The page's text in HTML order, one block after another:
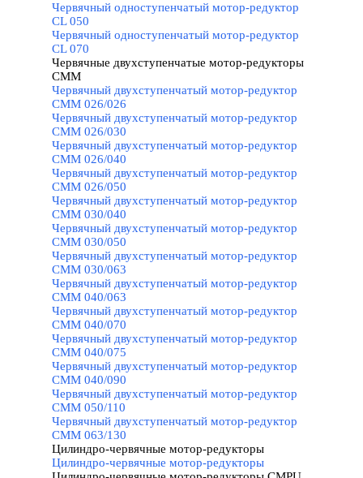
Червячный одноступенчатый мотор-редуктор
CL 050
Червячный одноступенчатый мотор-редуктор
CL 070
Червячные двухступенчатые мотор-редукторы
CMM
Червячный двухступенчатый мотор-редуктор
CMM 026/026
Червячный двухступенчатый мотор-редуктор
CMM 026/030
Червячный двухступенчатый мотор-редуктор
CMM 026/040
Червячный двухступенчатый мотор-редуктор
CMM 026/050
Червячный двухступенчатый мотор-редуктор
CMM 030/040
Червячный двухступенчатый мотор-редуктор
CMM 030/050
Червячный двухступенчатый мотор-редуктор
CMM 030/063
Червячный двухступенчатый мотор-редуктор
CMM 040/063
Червячный двухступенчатый мотор-редуктор
CMM 040/070
Червячный двухступенчатый мотор-редуктор
CMM 040/075
Червячный двухступенчатый мотор-редуктор
CMM 040/090
Червячный двухступенчатый мотор-редуктор
CMM 050/110
Червячный двухступенчатый мотор-редуктор
CMM 063/130
Цилиндро-червячные мотор-редукторы
Цилиндро-червячные мотор-редукторы